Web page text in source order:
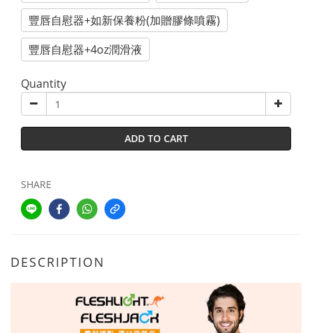
豐唇自慰器+如新保養粉(加贈膠條噴霧)
豐唇自慰器+4oz潤滑液
Quantity
ADD TO CART
SHARE
DESCRIPTION